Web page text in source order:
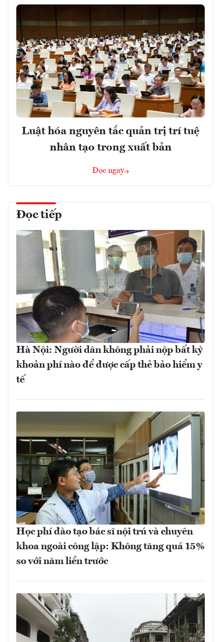
Luật hóa nguyên tắc quản trị trí tuệ
nhân tạo trong xuất bản
Đọc ngay
Đọc tiếp
Hà Nội: Người dân không phải nộp bất kỳ
khoản phí nào để được cấp thẻ bảo hiểm y
tế
Học phí đào tạo bác sĩ nội trú và chuyên
khoa ngoài công lập: Không tăng quá 15%
so với năm liền trước